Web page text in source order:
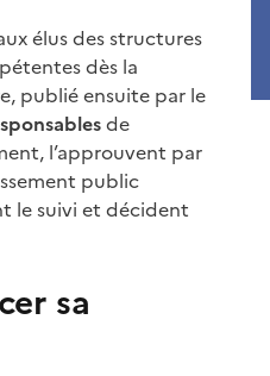
élus des structures
dès la
publié ensuite par le
de
l’approuvent par
public
le suivi et décident
sa